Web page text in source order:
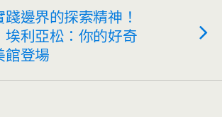
邊界的探索精神！
埃利亞松：你的好奇
館登場